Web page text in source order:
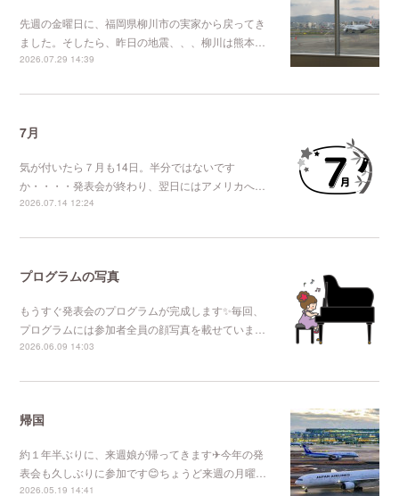
先週の金曜日に、福岡県柳川市の実家から戻ってき
ました。そしたら、昨日の地震、、、柳川は熊本…
2026.07.29 14:39
7月
気が付いたら７月も14日。半分ではないです
か・・・・発表会が終わり、翌日にはアメリカへ…
2026.07.14 12:24
プログラムの写真
もうすぐ発表会のプログラムが完成します✨毎回、
プログラムには参加者全員の顔写真を載せていま…
2026.06.09 14:03
帰国
約１年半ぶりに、来週娘が帰ってきます✈今年の発
表会も久しぶりに参加です😊ちょうど来週の月曜…
2026.05.19 14:41